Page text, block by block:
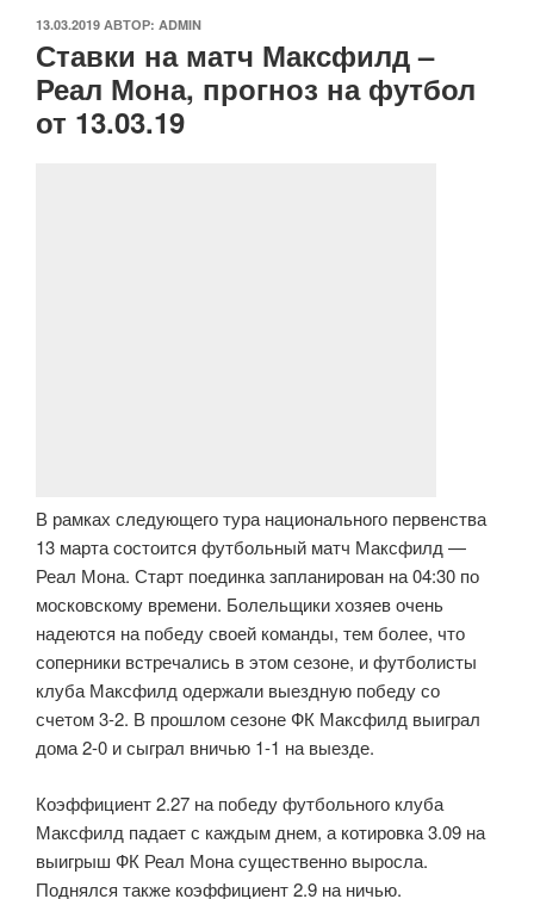
ОПУБЛИКОВАНО
13.03.2019 АВТОР: ADMIN
Ставки на матч Максфилд –
Реал Мона, прогноз на футбол
от 13.03.19
В рамках следующего тура национального первенства
13 марта состоится футбольный матч Максфилд —
Реал Мона. Старт поединка запланирован на 04:30 по
московскому времени. Болельщики хозяев очень
надеются на победу своей команды, тем более, что
соперники встречались в этом сезоне, и футболисты
клуба Максфилд одержали выездную победу со
счетом 3-2. В прошлом сезоне ФК Максфилд выиграл
дома 2-0 и сыграл вничью 1-1 на выезде.
Коэффициент 2.27 на победу футбольного клуба
Максфилд падает с каждым днем, а котировка 3.09 на
выигрыш ФК Реал Мона существенно выросла.
Поднялся также коэффициент 2.9 на ничью.